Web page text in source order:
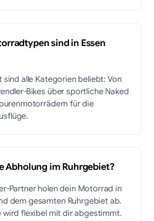
sind in Essen
sind alle Kategorien beliebt: Von
Bikes über sportliche Naked
für die
Abholung im Ruhrgebiet?
Partner holen dein Motorrad in
dem gesamten Ruhrgebiet ab.
wird flexibel mit dir abgestimmt.